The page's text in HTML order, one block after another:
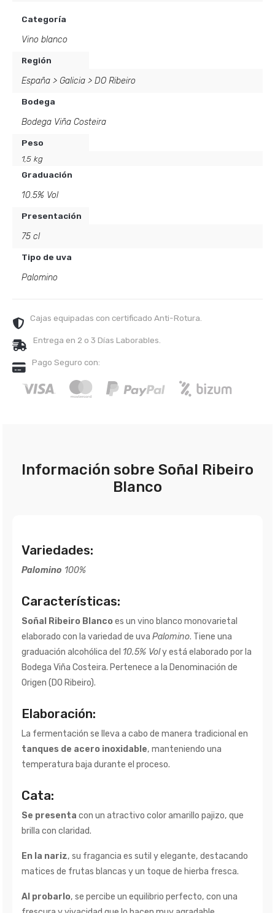
Categoría
Vino blanco
Región
España > Galicia > DO Ribeiro
Bodega
Bodega Viña Costeira
Peso
1,5 kg
Graduación
10.5% Vol
Presentación
75 cl
Tipo de uva
Palomino
Cajas equipadas con certificado Anti-Rotura.
Entrega en 2 o 3 Días Laborables.
Pago Seguro con:
Información sobre Soñal Ribeiro
Blanco
Variedades:
Palomino 100%
Características:
Soñal Ribeiro Blancoes un vino blanco monovarietal
elaborado con la variedad de uva Palomino. Tiene una
graduación alcohólica del 10.5% Voly está elaborado por la
Bodega Viña Costeira. Pertenece a la Denominación de
Origen (DO Ribeiro).
Elaboración:
La fermentación se lleva a cabo de manera tradicional en
tanques de acero inoxidable, manteniendo una
temperatura baja durante el proceso.
Cata:
Se presenta con un atractivo color amarillo pajizo, que
brilla con claridad.
En la nariz, su fragancia es sutil y elegante, destacando
matices de frutas blancas y un toque de hierba fresca.
Al probarlo, se percibe un equilibrio perfecto, con una